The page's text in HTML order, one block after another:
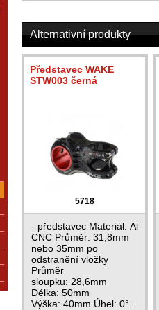
Alternativní produkty
Představec WAKE
STW003 černá
5718
- představec Materiál: Al
CNC Průměr: 31,8mm
nebo 35mm po
odstranění vložky
Průměr
sloupku: 28,6mm
Délka: 50mm
Výška: 40mm Úhel: 0°...